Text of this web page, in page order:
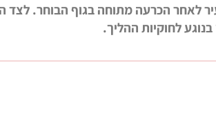
לאחר הכרעה מתוחה בגוף הבוחר. לצד
לחוקיות ההליך.